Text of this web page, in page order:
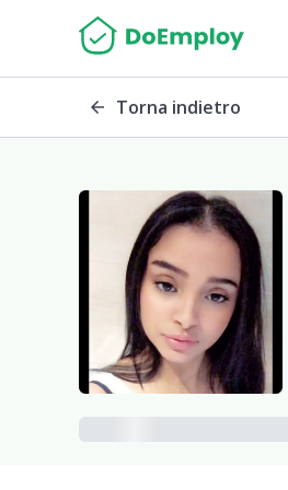
arrow_back Torna indietro